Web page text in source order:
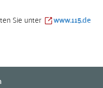
Sie unter
www.115.de